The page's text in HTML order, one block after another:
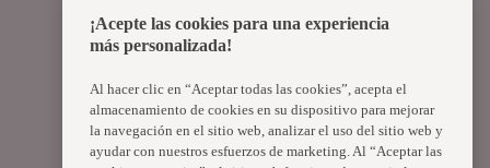
¡Acepte las cookies para una experiencia
más personalizada!
Al hacer clic en “Aceptar todas las cookies”, acepta el
almacenamiento de cookies en su dispositivo para mejorar
la navegación en el sitio web, analizar el uso del sitio web y
ayudar con nuestros esfuerzos de marketing. Al “Aceptar las